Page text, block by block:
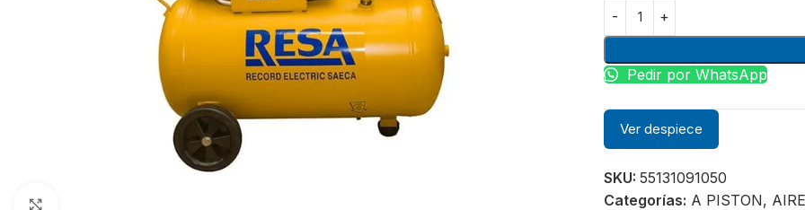
Pedir por WhatsApp
Ver despiece
SKU: 55131091050
Categorías: A PISTON,